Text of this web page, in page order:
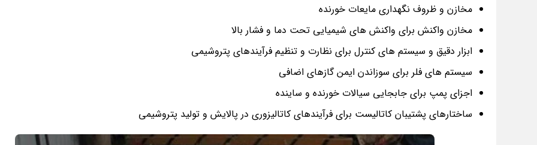
مخازن و ظروف نگهداری مایعات خورنده
مخازن واکنش برای واکنش های شیمیایی تحت دما و فشار بالا
ابزار دقیق و سیستم های کنترل برای نظارت و تنظیم فرآیندهای پتروشیمی
سیستم های فلر برای سوزاندن ایمن گازهای اضافی
اجزای پمپ برای جابجایی سیالات خورنده و ساینده
ساختارهای پشتیبان کاتالیست برای فرآیندهای کاتالیزوری در پالایش و تولید پتروشیمی